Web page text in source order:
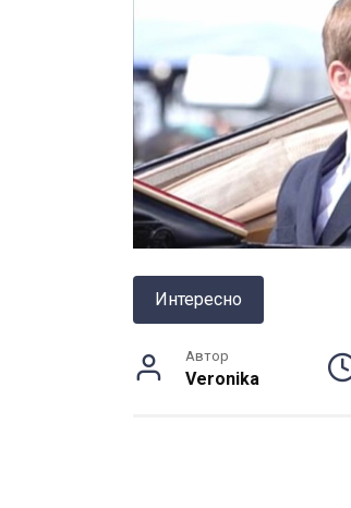
Интересно
Автор
Veronika